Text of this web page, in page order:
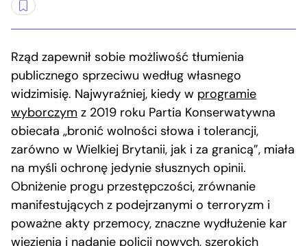
Rząd zapewnił sobie możliwość tłumienia
publicznego sprzeciwu według własnego
widzimisię. Najwyraźniej, kiedy w programie
wyborczym z 2019 roku Partia Konserwatywna
obiecała „bronić wolności słowa i tolerancji,
zarówno w Wielkiej Brytanii, jak i za granicą”, miała
na myśli ochronę jedynie słusznych opinii.
Obniżenie progu przestępczości, zrównanie
manifestujących z podejrzanymi o terroryzm i
poważne akty przemocy, znaczne wydłużenie kar
więzienia i nadanie policji nowych, szerokich